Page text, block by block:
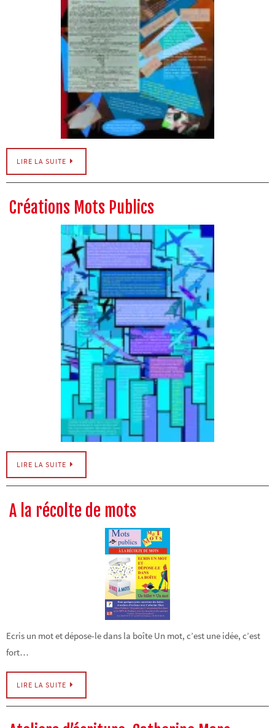
LIRE LA SUITE
Créations Mots Publics
LIRE LA SUITE
A la récolte de mots
Ecris un mot et dépose-le dans la boîte Un mot, c’est une idée, c’est
fort…
LIRE LA SUITE